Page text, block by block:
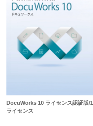
DocuWorks 10 ライセンス認証版/1
ライセンス